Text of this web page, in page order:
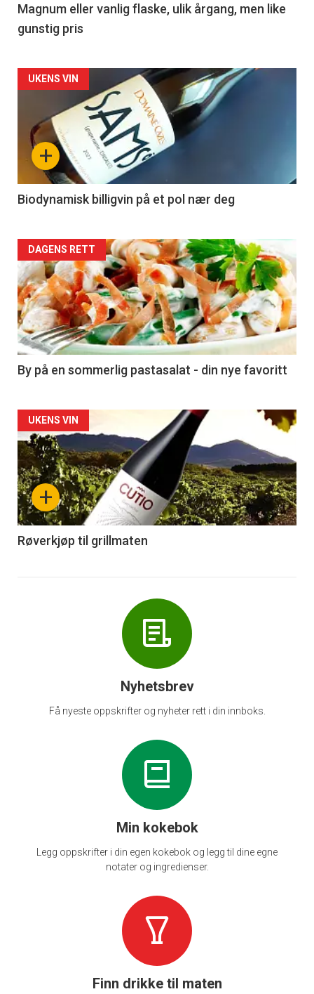
3
Magnum eller vanlig flaske, ulik årgang, men like
gunstig pris
Forsiden
akkurat
nå
4
+
UKENS VIN
Biodynamisk billigvin på et pol nær deg
Forsiden
akkurat
nå
-
5
DAGENS RETT
By på en sommerlig pastasalat - din nye favoritt
Forsiden
akkurat
nå
-
6
+
UKENS VIN
Røverkjøp til grillmaten
Nyhetsbrev
Få nyeste oppskrifter og nyheter rett i din innboks.
Min kokebok
Legg oppskrifter i din egen kokebok og legg til dine egne
notater og ingredienser.
Finn drikke til maten